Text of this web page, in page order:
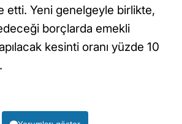
etti. Yeni genelgeyle birlikte,
borçlarda emekli
kesinti oranı yüzde 10